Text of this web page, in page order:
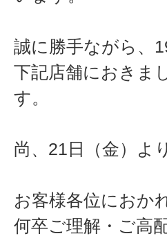
誠に勝手ながら、
下記店舗におきま
す。
尚、21日（金）よ
お客様各位におか
何卒ご理解・ご高